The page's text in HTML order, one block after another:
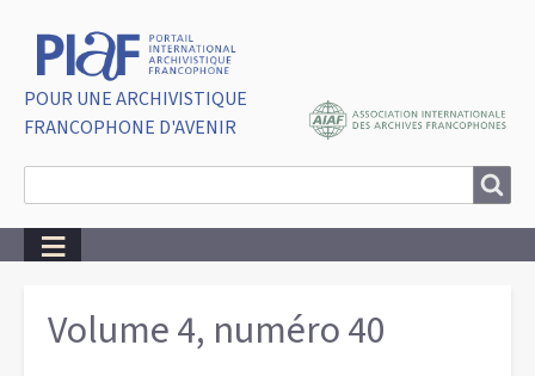
POUR UNE ARCHIVISTIQUE
FRANCOPHONE D'AVENIR
Volume 4, numéro 40